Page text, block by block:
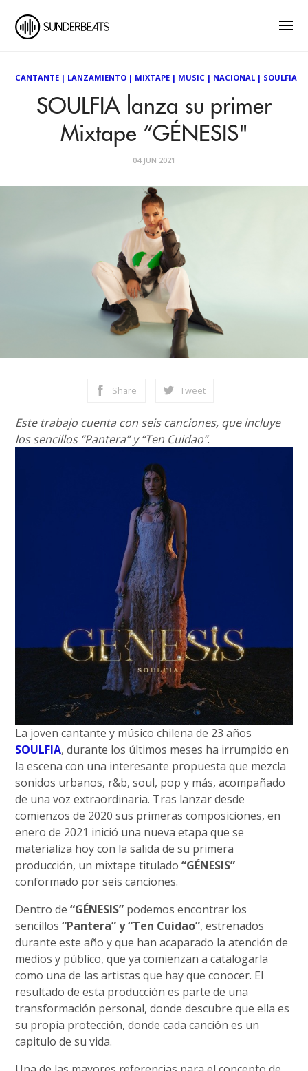
CANTANTE | LANZAMIENTO | MIXTAPE | MUSIC | NACIONAL | SOULFIA
SOULFIA lanza su primer
Mixtape “GÉNESIS"
04 JUN 2021
Share Tweet
Este trabajo cuenta con seis canciones, que incluye
los sencillos “Pantera” y “Ten Cuidao”.
La joven cantante y músico chilena de 23 años
SOULFIA, durante los últimos meses ha irrumpido en
la escena con una interesante propuesta que mezcla
sonidos urbanos, r&b, soul, pop y más, acompañado
de una voz extraordinaria. Tras lanzar desde
comienzos de 2020 sus primeras composiciones, en
enero de 2021 inició una nueva etapa que se
materializa hoy con la salida de su primera
producción, un mixtape titulado“GÉNESIS”
conformado por seis canciones.
Dentro de“GÉNESIS” podemos encontrar los
sencillos“Pantera” y “Ten Cuidao”, estrenados
durante este año y que han acaparado la atención de
medios y público, que ya comienzan a catalogarla
como una de las artistas que hay que conocer. El
resultado de esta producción es parte de una
transformación personal, donde descubre que ella es
su propia protección, donde cada canción es un
capitulo de su vida.